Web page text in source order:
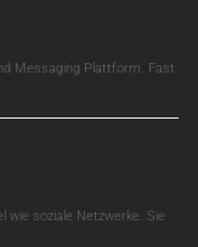
Messaging Plattform. Fast
wie soziale Netzwerke. Sie